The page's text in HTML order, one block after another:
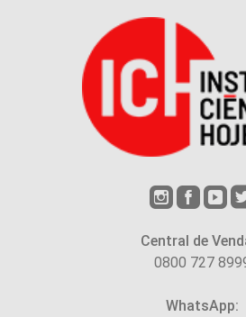
Central de
0800 727
WhatsApp: